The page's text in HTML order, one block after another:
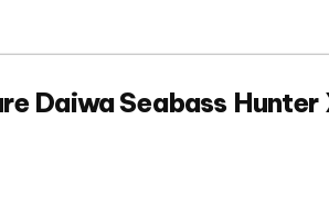
Daiwa Seabass